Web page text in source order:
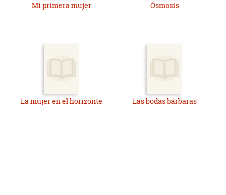
Mi primera mujer Ósmosis
La mujer en el horizonte Las bodas bárbaras